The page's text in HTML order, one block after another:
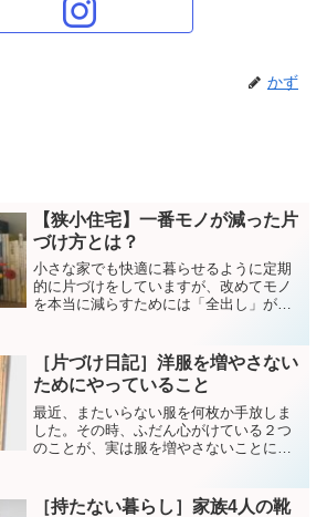
かず
【狭小住宅】一番モノが減った片
づけ方とは？
小さな家でも快適に暮らせるように定期
的に片づけをしていますが、改めてモノ
を本当に減らすためには「全出し」が効
［片づけ日記］洋服を増やさない
ためにやっていること
最近、またいらない服を何枚か手放しま
した。その時、ふだん心がけている２つ
のことが、実は服を増やさないことにつ
［持たない暮らし］家族4人の靴